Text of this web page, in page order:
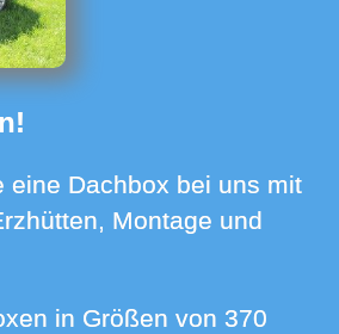
Montage und